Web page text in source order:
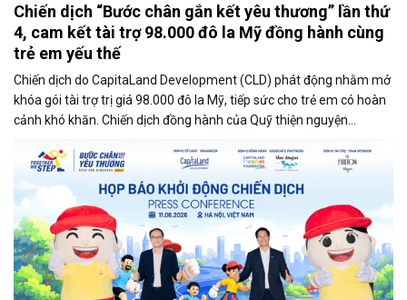
Chiến dịch “Bước chân gắn kết yêu thương” lần thứ
4, cam kết tài trợ 98.000 đô la Mỹ đồng hành cùng
trẻ em yếu thế
Chiến dịch do CapitaLand Development (CLD) phát động nhằm mở
khóa gói tài trợ trị giá 98.000 đô la Mỹ, tiếp sức cho trẻ em có hoàn
cảnh khó khăn. Chiến dịch đồng hành của Quỹ thiện nguyện
CapitaLand nằm trong khuôn khổ cam kết hợp tác 3 năm giữa Quỹ
và Tổ chức Trẻ em Rồng Xanh.